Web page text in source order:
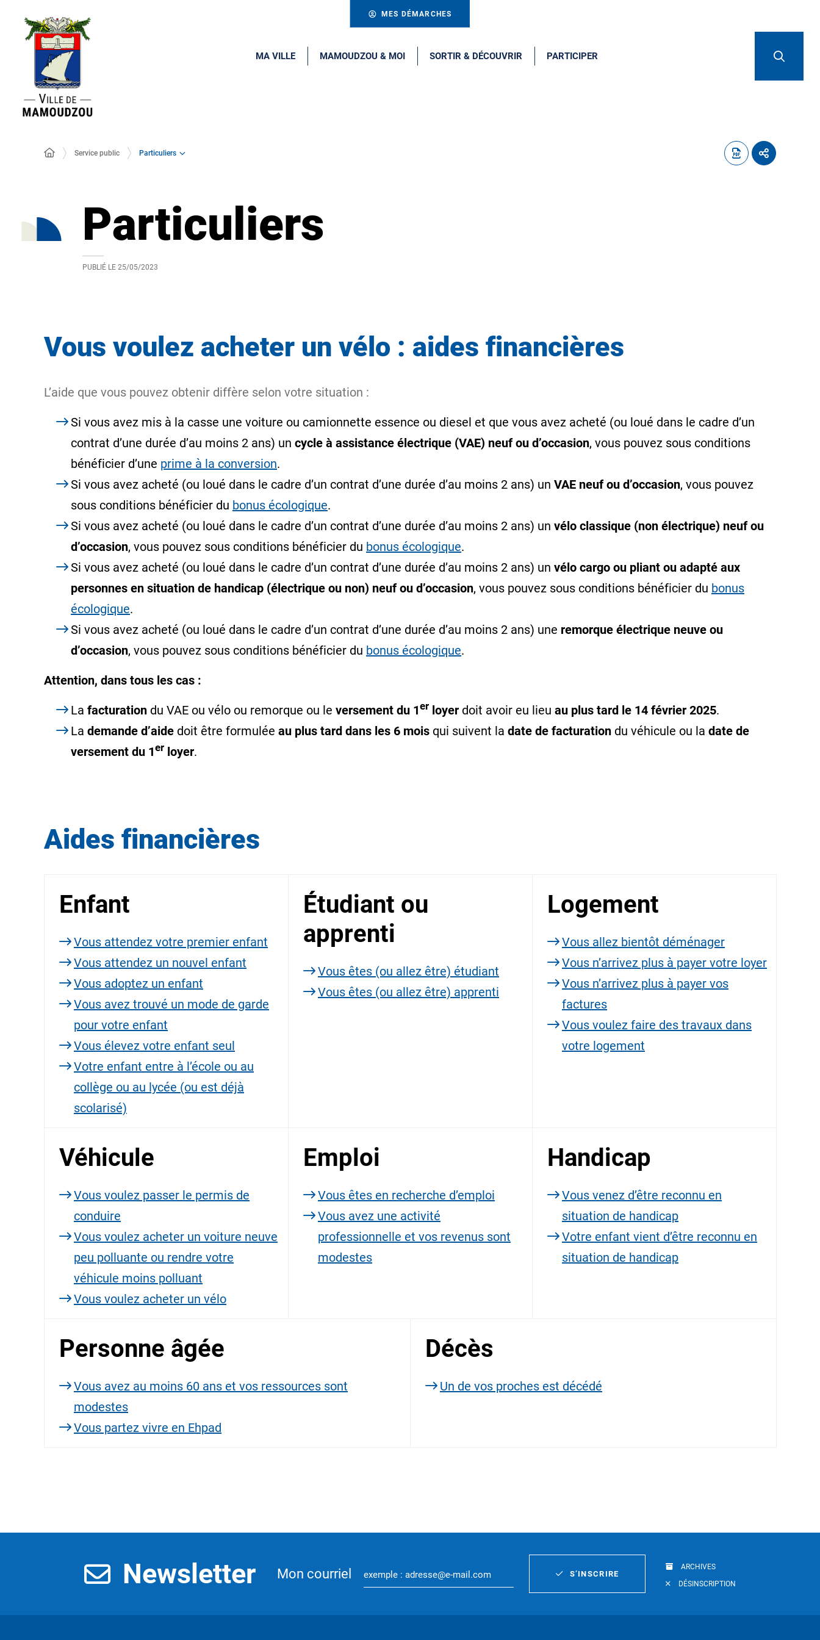
MES DÉMARCHES
MA VILLE MAMOUDZOU & MOI SORTIR & DÉCOUVRIR PARTICIPER
Service public Particuliers
Particuliers
PUBLIÉ LE 25/05/2023
Vous voulez acheter un vélo : aides financières
L’aide que vous pouvez obtenir diffère selon votre situation :
Si vous avez mis à la casse une voiture ou camionnette essence ou diesel et que vous avez acheté (ou loué dans le cadre d’un
contrat d’une durée d’au moins 2 ans) un cycle à assistance électrique (VAE) neuf ou d’occasion, vous pouvez sous conditions
bénéficier d’une prime à la conversion.
Si vous avez acheté (ou loué dans le cadre d’un contrat d’une durée d’au moins 2 ans) un VAE neuf ou d’occasion, vous pouvez
sous conditions bénéficier du bonus écologique.
Si vous avez acheté (ou loué dans le cadre d’un contrat d’une durée d’au moins 2 ans) un vélo classique (non électrique) neuf ou
d’occasion, vous pouvez sous conditions bénéficier du bonus écologique.
Si vous avez acheté (ou loué dans le cadre d’un contrat d’une durée d’au moins 2 ans) un vélo cargo ou pliant ou adapté aux
personnes en situation de handicap (électrique ou non) neuf ou d’occasion, vous pouvez sous conditions bénéficier du bonus
écologique.
Si vous avez acheté (ou loué dans le cadre d’un contrat d’une durée d’au moins 2 ans) une remorque électrique neuve ou
d’occasion, vous pouvez sous conditions bénéficier du bonus écologique.
Attention, dans tous les cas :
La facturation du VAE ou vélo ou remorque ou le versement du 1er loyer doit avoir eu lieu au plus tard le 14 février 2025.
La demande d’aide doit être formulée au plus tard dans les 6 mois qui suivent la date de facturation du véhicule ou la date de
versement du 1er loyer.
Aides financières
Enfant
Vous attendez votre premier enfant
Vous attendez un nouvel enfant
Vous adoptez un enfant
Vous avez trouvé un mode de garde
pour votre enfant
Vous élevez votre enfant seul
Votre enfant entre à l’école ou au
collège ou au lycée (ou est déjà
scolarisé)
Étudiant ou
apprenti
Vous êtes (ou allez être) étudiant
Vous êtes (ou allez être) apprenti
Logement
Vous allez bientôt déménager
Vous n’arrivez plus à payer votre loyer
Vous n’arrivez plus à payer vos
factures
Vous voulez faire des travaux dans
votre logement
Véhicule
Vous voulez passer le permis de
conduire
Vous voulez acheter un voiture neuve
peu polluante ou rendre votre
véhicule moins polluant
Vous voulez acheter un vélo
Emploi
Vous êtes en recherche d’emploi
Vous avez une activité
professionnelle et vos revenus sont
modestes
Handicap
Vous venez d’être reconnu en
situation de handicap
Votre enfant vient d’être reconnu en
situation de handicap
Personne âgée
Vous avez au moins 60 ans et vos ressources sont
modestes
Vous partez vivre en Ehpad
Décès
Un de vos proches est décédé
Newsletter Mon courriel S’INSCRIRE
ARCHIVES
DÉSINSCRIPTION